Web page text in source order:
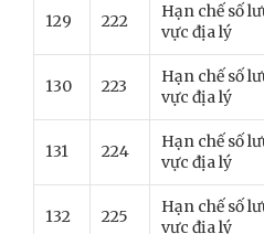
129 222
Hạn chế số
vực địa lý
130 223
Hạn chế số
vực địa lý
131 224
Hạn chế số
vực địa lý
132 225
Hạn chế số
vực địa lý